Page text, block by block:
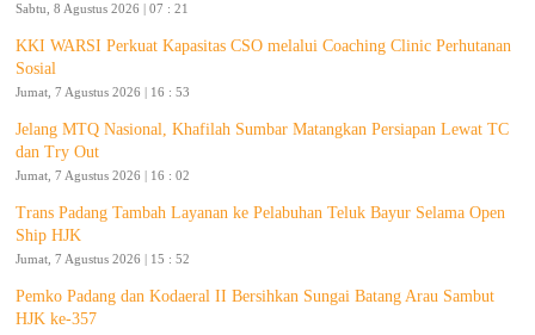
Sabtu, 8 Agustus 2026 | 07 : 21
KKI WARSI Perkuat Kapasitas CSO melalui Coaching Clinic Perhutanan
Sosial
Jumat, 7 Agustus 2026 | 16 : 53
Jelang MTQ Nasional, Khafilah Sumbar Matangkan Persiapan Lewat TC
dan Try Out
Jumat, 7 Agustus 2026 | 16 : 02
Trans Padang Tambah Layanan ke Pelabuhan Teluk Bayur Selama Open
Ship HJK
Jumat, 7 Agustus 2026 | 15 : 52
Pemko Padang dan Kodaeral II Bersihkan Sungai Batang Arau Sambut
HJK ke-357